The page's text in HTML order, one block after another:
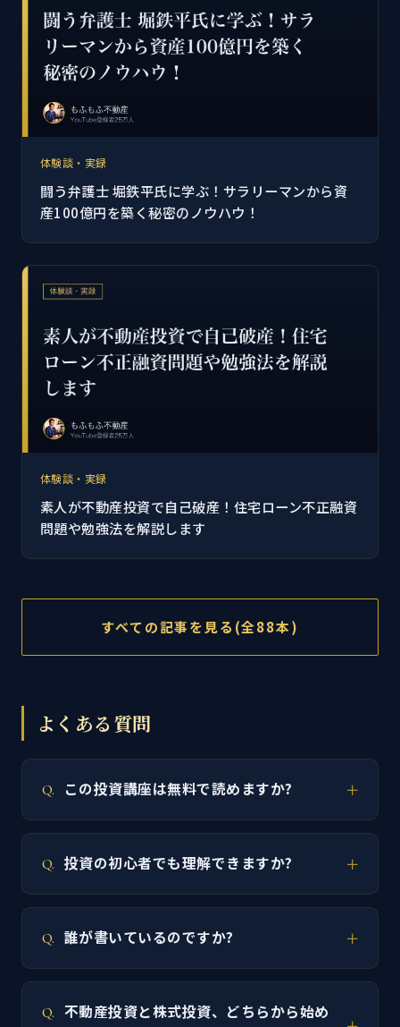
体験談・実録
闘う弁護士 堀鉄平氏に学ぶ！サラリーマンから資
産100億円を築く秘密のノウハウ！
体験談・実録
素人が不動産投資で自己破産！住宅ローン不正融資
問題や勉強法を解説します
すべての記事を見る(全88本)
よくある質問
この投資講座は無料で読めますか?
投資の初心者でも理解できますか?
誰が書いているのですか?
不動産投資と株式投資、どちらから始め